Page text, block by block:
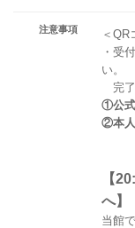
注意事項
＜QR
・受
い。
完了
①公式
②本人
【
へ】
当館